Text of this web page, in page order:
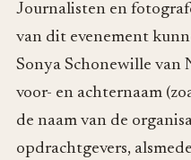
Journalisten en
van dit evenement
Sonya Schonewille van
voor- en achternaam
de naam van de
opdrachtgevers,